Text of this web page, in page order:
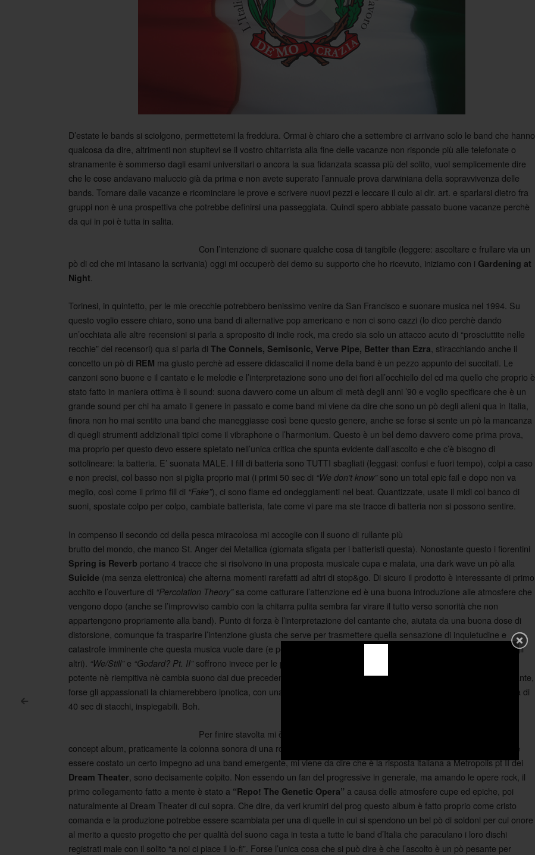
Post navigation
<
D’estate le bands si sciolgono, permettetemi la freddura. Ormai è chiaro che a settembre ci arrivano solo le band che hanno
qualcosa da dire, altrimenti non stupitevi se il vostro chitarrista alla fine delle vacanze non risponde più alle telefonate o
stranamente è sommerso dagli esami universitari o ancora la sua fidanzata scassa più del solito, vuol semplicemente dire
che le cose andavano maluccio già da prima e non avete superato l’annuale prova darwiniana della sopravvivenza delle
bands. Tornare dalle vacanze e ricominciare le prove e scrivere nuovi pezzi e leccare il culo ai dir. art. e sparlarsi dietro fra
gruppi non è una prospettiva che potrebbe definirsi una passeggiata. Quindi spero abbiate passato buone vacanze perchè
da qui in poi è tutta in salita.
Con l’intenzione di suonare qualche cosa di tangibile (leggere: ascoltare e frullare via un
pò di cd che mi intasano la scrivania) oggi mi occuperò dei demo su supporto che ho ricevuto, iniziamo con i Gardening at
Night.
Torinesi, in quintetto, per le mie orecchie potrebbero benissimo venire da San Francisco e suonare musica nel 1994. Su
questo voglio essere chiaro, sono una band di alternative pop americano e non ci sono cazzi (lo dico perchè dando
un’occhiata alle altre recensioni si parla a sproposito di indie rock, ma credo sia solo un attacco acuto di “prosciuttite nelle
recchie” dei recensori) qua si parla di The Connels, Semisonic, Verve Pipe, Better than Ezra, stiracchiando anche il
concetto un pò di REM ma giusto perchè ad essere didascalici il nome della band è un pezzo appunto dei succitati. Le
canzoni sono buone e il cantato e le melodie e l’interpretazione sono uno dei fiori all’occhiello del cd ma quello che proprio è
stato fatto in maniera ottima è il sound: suona davvero come un album di metà degli anni ’90 e voglio specificare che è un
grande sound per chi ha amato il genere in passato e come band mi viene da dire che sono un pò degli alieni qua in Italia,
finora non ho mai sentito una band che maneggiasse così bene questo genere, anche se forse si sente un pò la mancanza
di quegli strumenti addizionali tipici come il vibraphone o l’harmonium. Questo è un bel demo davvero come prima prova,
ma proprio per questo devo essere spietato nell’unica critica che spunta evidente dall’ascolto e che c’è bisogno di
sottolineare: la batteria. E’ suonata MALE. I fill di batteria sono TUTTI sbagliati (leggasi: confusi e fuori tempo), colpi a caso
e non precisi, col basso non si piglia proprio mai (i primi 50 sec di “We don’t know”sono un total epic fail e dopo non va
meglio, così come il primo fill di “Fake”), ci sono flame ed ondeggiamenti nel beat. Quantizzate, usate il midi col banco di
suoni, spostate colpo per colpo, cambiate batterista, fate come vi pare ma ste tracce di batteria non si possono sentire.
In compenso il secondo cd della pesca miracolosa mi accoglie con il suono di rullante più
brutto del mondo, che manco St. Anger dei Metallica (giornata sfigata per i batteristi questa). Nonostante questo i fiorentini
Spring is Reverb portano 4 tracce che si risolvono in una proposta musicale cupa e malata, una dark wave un pò alla
Suicide (ma senza elettronica) che alterna momenti rarefatti ad altri di stop&go. Di sicuro il prodotto è interessante di primo
acchito e l’ouverture di “Percolation Theory” sa come catturare l’attenzione ed è una buona introduzione alle atmosfere che
vengono dopo (anche se l’improvviso cambio con la chitarra pulita sembra far virare il tutto verso sonorità che non
appartengono propriamente alla band). Punto di forza è l’interpretazione del cantante che, aiutata da una buona dose di
distorsione, comunque fa trasparire l’intenzione giusta che serve per trasmettere quella sensazione di inquietudine e
catastrofe imminente che questa musica vuole dare (e per questo motivo
è un brano una spanna sopra gli
altri). “We/Still” e “Godard? Pt. II”soffrono invece per le parti poco suonate e per una distorsione che in verità non è nè
potente nè riempitiva nè cambia suono dai due precedenti pezzi per cui il cd verso il finale va in una inevitabile fase calante,
forse gli appassionati la chiamerebbero ipnotica, con una buona dose di allucinogeni assunti. La traccia fantasma è fatta di
40 sec di stacchi, inspiegabili. Boh.
Per finire stavolta mi è capitato fra le mani un vero e proprio album, anzi di più, un
concept album, praticamente la colonna sonora di una rock opera. Gli
di Roma presentano un lavoro che deve
essere costato un certo impegno ad una band emergente, mi viene da dire che è la risposta italiana a Metropolis pt II dei
Dream Theater , sono decisamente colpito. Non essendo un fan del progressive in generale, ma amando le opere rock, il
primo collegamento fatto a mente è stato a “Repo! The Genetic Opera” a causa delle atmosfere cupe ed epiche, poi
naturalmente ai Dream Theater di cui sopra. Che dire, da veri krumiri del prog questo album è fatto proprio come cristo
comanda e la produzione potrebbe essere scambiata per una di quelle in cui si spendono un bel pò di soldoni per cui onore
al merito a questo progetto che per qualità del suono caga in testa a tutte le band d’Italia che paraculano i loro dischi
registrati male con il solito “a noi ci piace il lo-fi”. Forse l’unica cosa che si può dire è che l’ascolto è un pò pesante per